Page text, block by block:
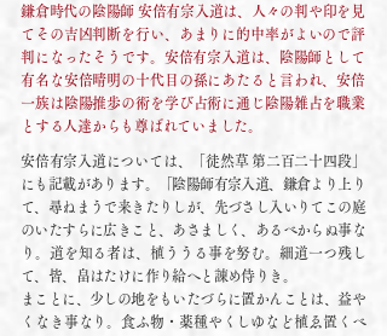
鎌倉時代の陰陽師 安倍有宗入道は、人々の判や印を見
てその吉凶判断を行い、あまりに的中率がよいので評
判になったそうです。​安倍有宗入道は、陰陽師として
有名な安倍晴明の十代目の孫にあたると言われ、安倍
一族は陰陽推歩の術を学び占術に通じ陰陽雑占を職業
とする人達からも尊ばれていました。
安倍有宗入道については、「徒然草 第二百二十四段」
にも記載があります。「陰陽師有宗入道、鎌倉より上り
て、尋ねまうで来きたりしが、先づさし入いりてこの庭
のいたすらに広きこと、あさましく、あるべからぬ事な
り。道を知る者は、植ううる事を努む。細道一つ残し
て、皆、畠はたけに作り給へと諌め侍りき。
まことに、少しの地をもいたづらに置かんことは、益や
くなき事なり。食ふ物・薬種やくしゆなど植ゑ置くべ